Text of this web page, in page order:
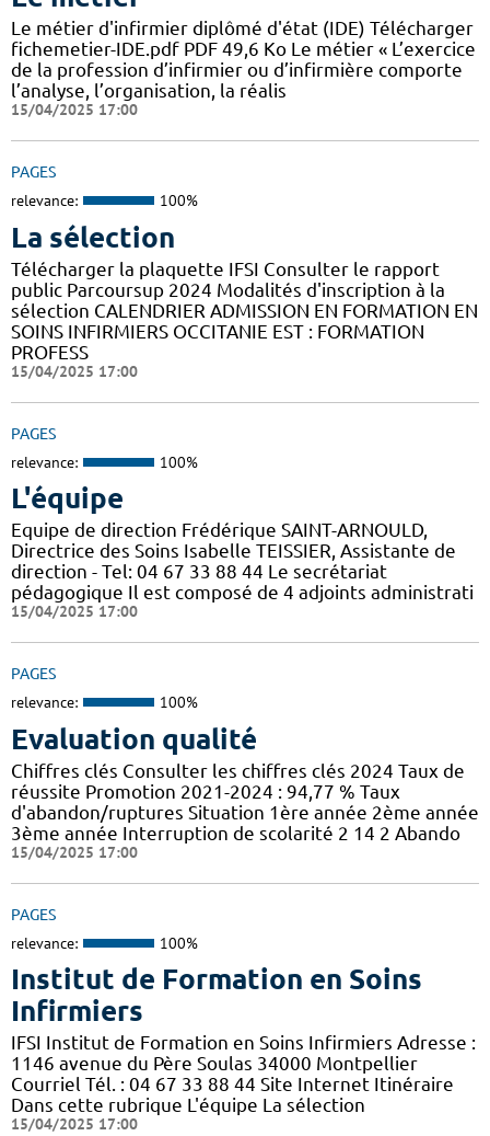
Le métier d'infirmier diplômé d'état (IDE) Télécharger
fichemetier-IDE.pdf PDF 49,6 Ko Le métier « L’exercice
de la profession d’infirmier ou d’infirmière comporte
l’analyse, l’organisation, la réalis
15/04/2025 17:00
PAGES
relevance: 100%
La sélection
Télécharger la plaquette IFSI Consulter le rapport
public Parcoursup 2024 Modalités d'inscription à la
sélection CALENDRIER ADMISSION EN FORMATION EN
SOINS INFIRMIERS OCCITANIE EST : FORMATION
PROFESS
15/04/2025 17:00
PAGES
relevance: 100%
L'équipe
Equipe de direction Frédérique SAINT-ARNOULD,
Directrice des Soins Isabelle TEISSIER, Assistante de
direction - Tel: 04 67 33 88 44 Le secrétariat
pédagogique Il est composé de 4 adjoints administrati
15/04/2025 17:00
PAGES
relevance: 100%
Evaluation qualité
Chiffres clés Consulter les chiffres clés 2024 Taux de
réussite Promotion 2021-2024 : 94,77 % Taux
d'abandon/ruptures Situation 1ère année 2ème année
3ème année Interruption de scolarité 2 14 2 Abando
15/04/2025 17:00
PAGES
relevance: 100%
Institut de Formation en Soins
Infirmiers
IFSI Institut de Formation en Soins Infirmiers Adresse :
1146 avenue du Père Soulas 34000 Montpellier
Courriel Tél. : 04 67 33 88 44 Site Internet Itinéraire
Dans cette rubrique L'équipe La sélection
15/04/2025 17:00